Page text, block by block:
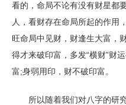
看的，命局不论有没有财星都
人，看财存在命局所起的作用
旺命局中见财，财逢生大富，
得才来破印富，多发“横财”财
富;身弱用印，财不破印富。
所以随着我们对八字的研究